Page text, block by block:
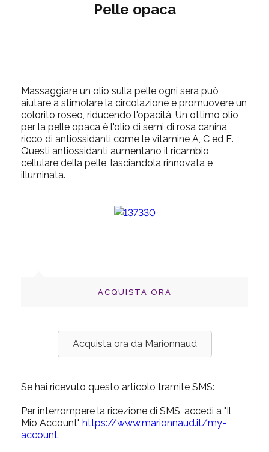
Pelle opaca
Massaggiare un olio sulla pelle ogni sera può
aiutare a stimolare la circolazione e promuovere un
colorito roseo, riducendo l'opacità. Un ottimo olio
per la pelle opaca è l'olio di semi di rosa canina,
ricco di antiossidanti come le vitamine A, C ed E.
Questi antiossidanti aumentano il ricambio
cellulare della pelle, lasciandola rinnovata e
illuminata.
ACQUISTA ORA
Acquista ora da Marionnaud
Se hai ricevuto questo articolo tramite SMS:
Per interrompere la ricezione di SMS, accedi a "Il
Mio Account" https://www.marionnaud.it/my-
account